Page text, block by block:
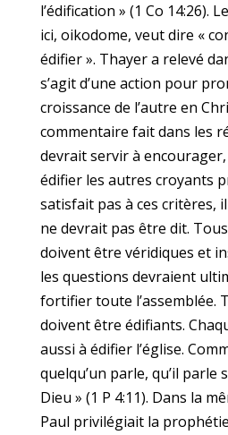
l’édification » (1 Co 14:26).
ici, oikodome, veut dire «
édifier ». Thayer a relevé
s’agit d’une action pour
croissance de l’autre en
commentaire fait dans les
devrait servir à
édifier les autres croyants
satisfait pas à ces critères,
ne devrait pas être dit.
doivent être véridiques et
les questions devraient
fortifier toute l’assemblée.
doivent être édifiants.
aussi à édifier l’église.
quelqu’un parle, qu’il parle
Dieu » (1 P 4:11). Dans la
Paul privilégiait la